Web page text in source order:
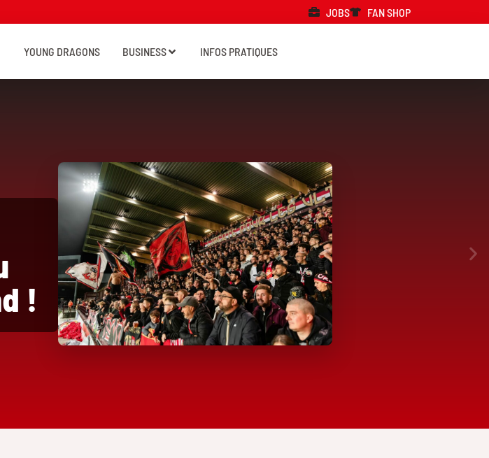
JOBS FAN SHOP
YOUNG DRAGONS BUSINESS INFOS PRATIQUES
!